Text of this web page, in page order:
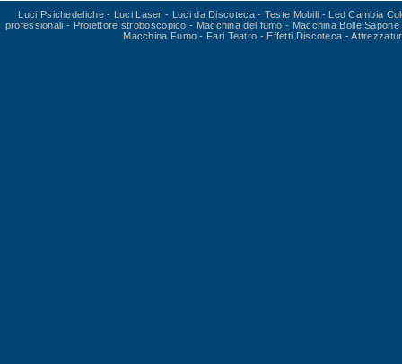
Luci Psichedeliche- Luci Laser - Luci da Discoteca- Teste Mobili - Led Cambia
professionali - Proiettore stroboscopico - Macchina del fumo - Macchina Bolle Sapone
Macchina Fumo - Fari Teatro - Effetti Discoteca -